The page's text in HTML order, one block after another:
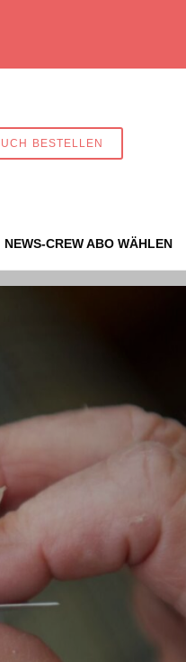
BESTELLEN
NEWS-CREW ABO WÄHLEN